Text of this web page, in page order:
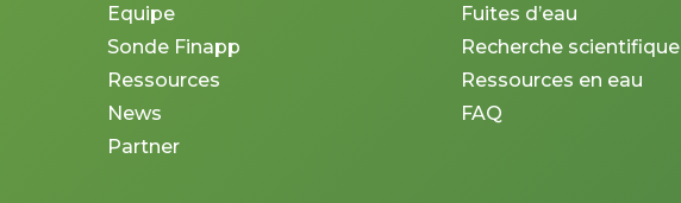
Equipe
Sonde Finapp
Ressources
News
Partner
Fuites d’eau
Recherche scientifique
Ressources en eau
FAQ